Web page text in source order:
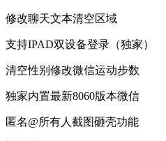
修改聊天文本清空区域
支持IPAD双设备登录（独家）
清空性别修改微信运动步数
独家内置最新8060版本微信
匿名@所有人截图砸壳功能